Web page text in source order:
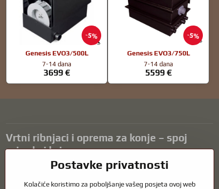
5%
Genesis EVO3/500L
7-14 dana
3699 €
5%
Genesis EVO3/750L
7-14 dana
5599 €
Vrtni ribnjaci i oprema za konje – spoj
prirode i brige
Vrtni ribnjaci prekrasan su dodatak svakom eksterijeru i stvaraju
skladno okruženje za opuštanje i život vodenih životinja. Pravilna
Postavke privatnosti
Kolačiće koristimo za poboljšanje vašeg posjeta ovoj web